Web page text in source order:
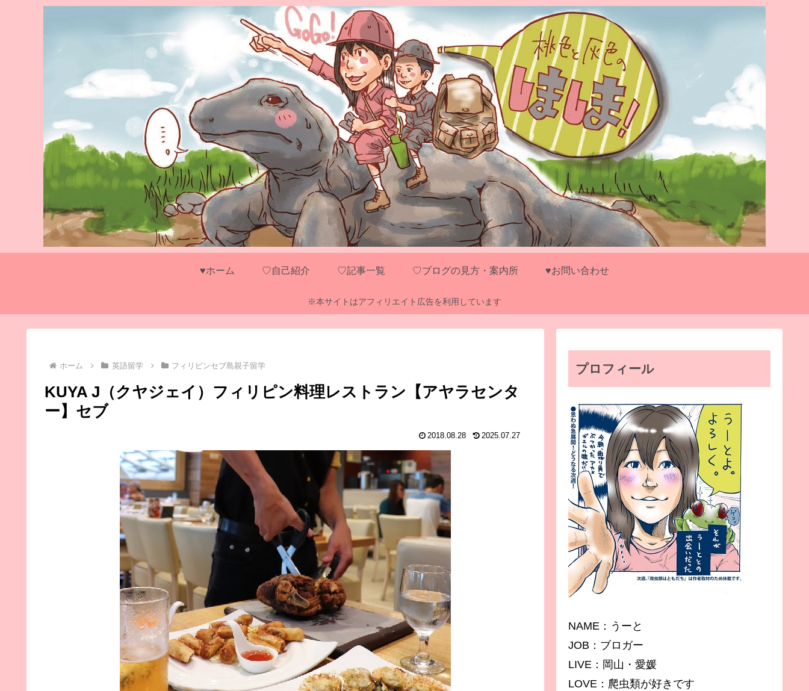
♥ホーム ♡自己紹介 ♡記事一覧 ♡ブログの見方・案内所 ♥お問い合わせ
※本サイトはアフィリエイト広告を利用しています
ホーム 英語留学 フィリピンセブ島親子留学
KUYA J（クヤジェイ）フィリピン料理レストラン【アヤラセンタ
ー】セブ
2018.08.28 2025.07.27
プロフィール
NAME：うーと
JOB：ブロガー
LIVE：岡山・愛媛
LOVE：爬虫類が好きです